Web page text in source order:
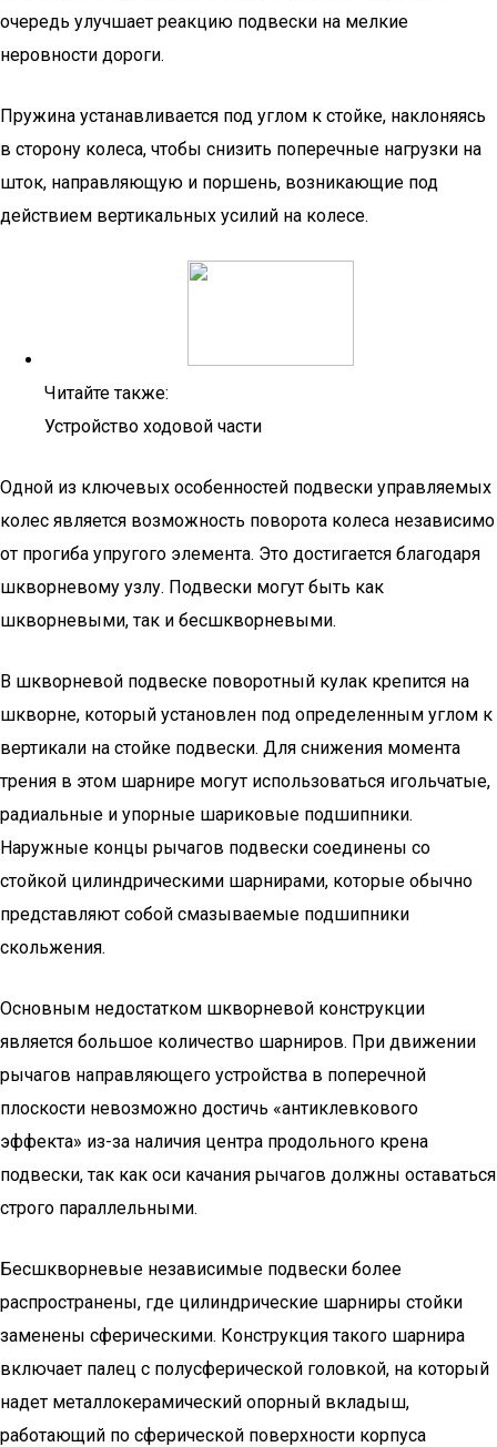
очередь улучшает реакцию подвески на мелкие
неровности дороги.
Пружина устанавливается под углом к стойке, наклоняясь
в сторону колеса, чтобы снизить поперечные нагрузки на
шток, направляющую и поршень, возникающие под
действием вертикальных усилий на колесе.
Читайте также:
Устройство ходовой части
Одной из ключевых особенностей подвески управляемых
колес является возможность поворота колеса независимо
от прогиба упругого элемента. Это достигается благодаря
шкворневому узлу. Подвески могут быть как
шкворневыми, так и бесшкворневыми.
В шкворневой подвеске поворотный кулак крепится на
шкворне, который установлен под определенным углом к
вертикали на стойке подвески. Для снижения момента
трения в этом шарнире могут использоваться игольчатые,
радиальные и упорные шариковые подшипники.
Наружные концы рычагов подвески соединены со
стойкой цилиндрическими шарнирами, которые обычно
представляют собой смазываемые подшипники
скольжения.
Основным недостатком шкворневой конструкции
является большое количество шарниров. При движении
рычагов направляющего устройства в поперечной
плоскости невозможно достичь «антиклевкового
эффекта» из-за наличия центра продольного крена
подвески, так как оси качания рычагов должны оставаться
строго параллельными.
Бесшкворневые независимые подвески более
распространены, где цилиндрические шарниры стойки
заменены сферическими. Конструкция такого шарнира
включает палец с полусферической головкой, на который
надет металлокерамический опорный вкладыш,
работающий по сферической поверхности корпуса